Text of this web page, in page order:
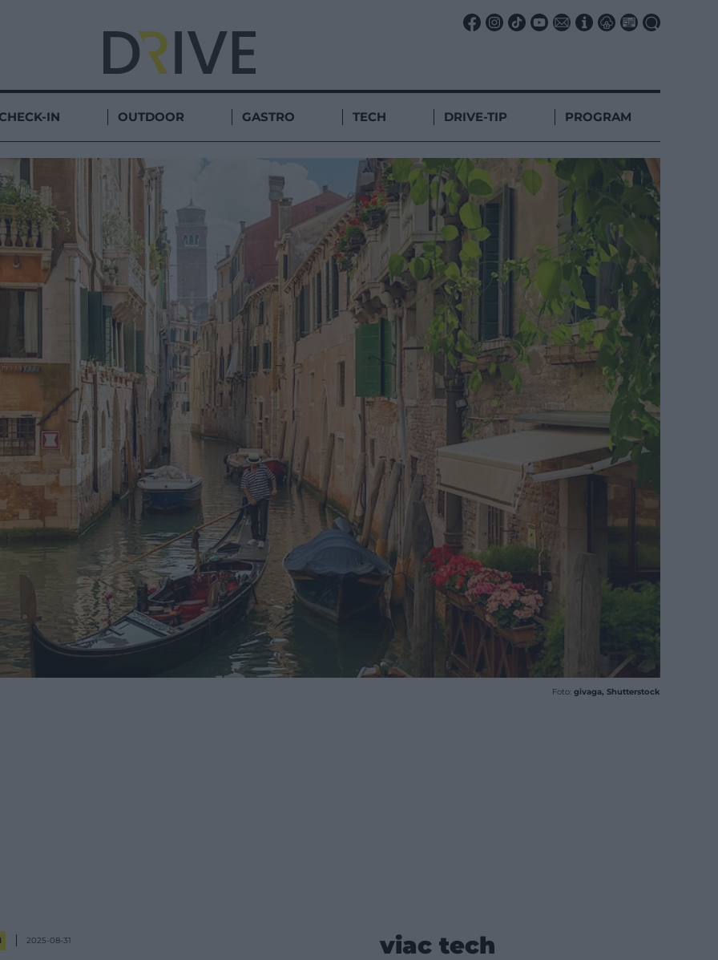
IN OUTDOOR GASTRO TECH DRIVE-TIP PROGRAM
Foto: givaga, Shutterstock
2025-08-31 viac tech